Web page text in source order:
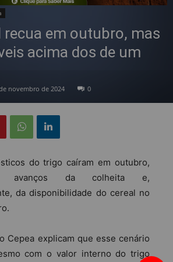
recua em outubro, mas
acima dos de um
novembro de 2024 0
do trigo caíram em outubro,
avanços da colheita e,
da disponibilidade do cereal no
Cepea explicam que esse cenário
com o valor interno do trigo